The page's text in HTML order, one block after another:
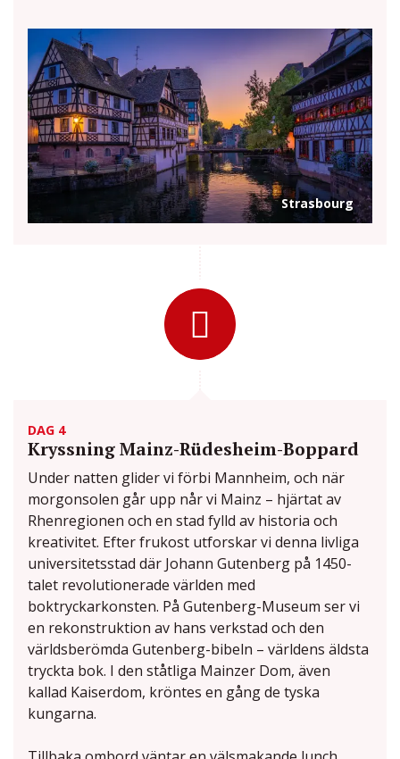
Strasbourg
DAG 4
Kryssning Mainz-Rüdesheim-Boppard
Under natten glider vi förbi Mannheim, och när
morgonsolen går upp når vi Mainz – hjärtat av
Rhenregionen och en stad fylld av historia och
kreativitet. Efter frukost utforskar vi denna livliga
universitetsstad där Johann Gutenberg på 1450-
talet revolutionerade världen med
boktryckarkonsten. På Gutenberg-Museum ser vi
en rekonstruktion av hans verkstad och den
världsberömda Gutenberg-bibeln – världens äldsta
tryckta bok. I den ståtliga Mainzer Dom, även
kallad Kaiserdom, kröntes en gång de tyska
kungarna.